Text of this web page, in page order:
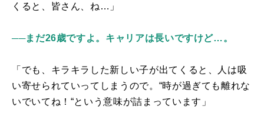
くると、皆さん、ね…」
──まだ26歳ですよ。キャリアは長いですけど…。
「でも、キラキラした新しい子が出てくると、人は吸
い寄せられていってしまうので。“時が過ぎても離れな
いでいてね！“という意味が詰まっています」